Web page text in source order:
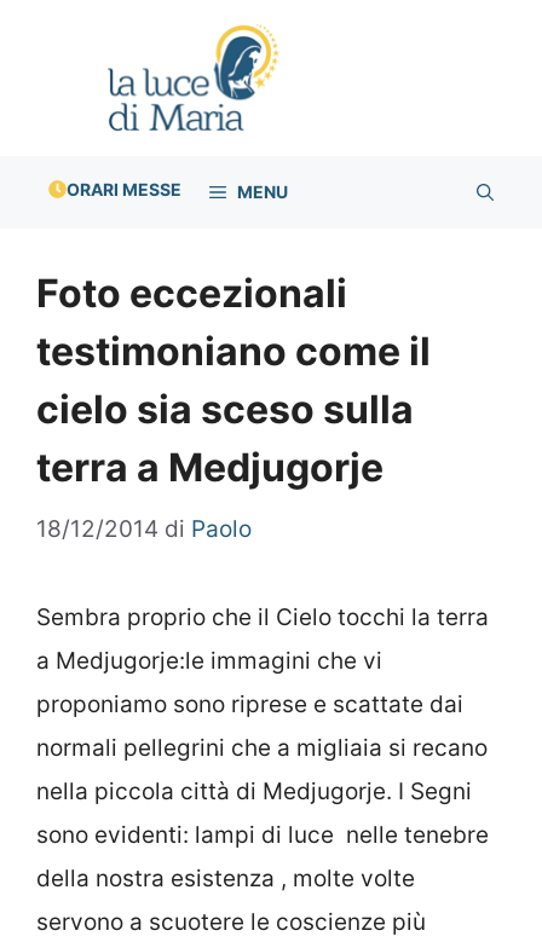
ORARI MESSE MENU
Foto eccezionali
testimoniano come il
cielo sia sceso sulla
terra a Medjugorje
18/12/2014 di Paolo
Sembra proprio che il Cielo tocchi la terra
a Medjugorje:le immagini che vi
proponiamo sono riprese e scattate dai
normali pellegrini che a migliaia si recano
nella piccola città di Medjugorje. I Segni
sono evidenti: lampi di luce nelle tenebre
della nostra esistenza , molte volte
servono a scuotere le coscienze più